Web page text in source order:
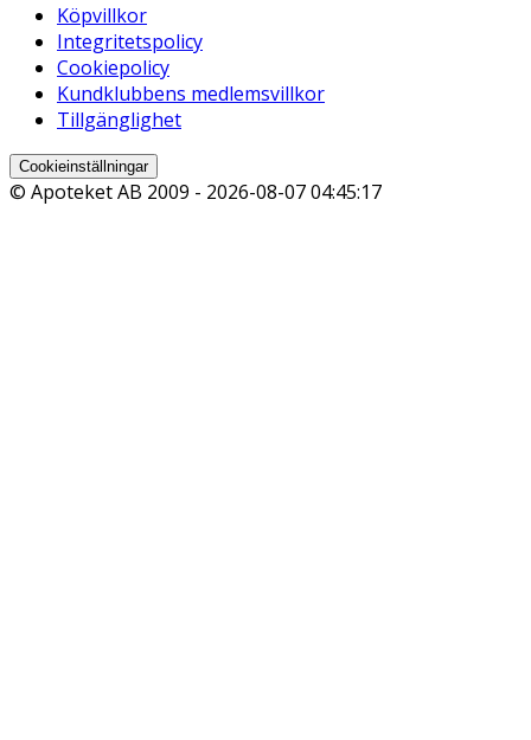
Köpvillkor
Integritetspolicy
Cookiepolicy
Kundklubbens medlemsvillkor
Tillgänglighet
Cookieinställningar
© Apoteket AB 2009 - 2026-08-07 04:45:17